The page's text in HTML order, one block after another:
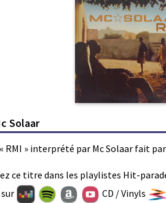
Solaar
RMI » interprété par Mc Solaar fait
ce titre dans les playlistes Hit-
CD / Vinyls